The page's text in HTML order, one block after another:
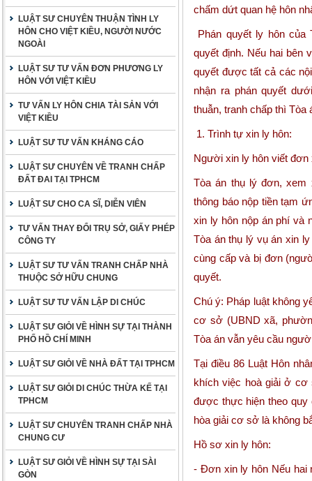
LUẬT SƯ CHUYÊN THUẬN TÌNH LY
HÔN CHO VIỆT KIỀU, NGƯỜI NƯỚC
NGOÀI
LUẬT SƯ TƯ VẤN ĐƠN PHƯƠNG LY
HÔN VỚI VIỆT KIỀU
TƯ VẤN LY HÔN CHIA TÀI SẢN VỚI
VIỆT KIỀU
LUẬT SƯ TƯ VẤN KHÁNG CÁO
LUẬT SƯ CHUYÊN VỀ TRANH CHẤP
ĐẤT ĐAI TẠI TPHCM
LUẬT SƯ CHO CA SĨ, DIỄN VIÊN
TƯ VẤN THAY ĐỔI TRỤ SỞ, GIẤY PHÉP
CÔNG TY
LUẬT SƯ TƯ VẤN TRANH CHẤP NHÀ
THUỘC SỞ HỮU CHUNG
LUẬT SƯ TƯ VẤN LẬP DI CHÚC
LUẬT SƯ GIỎI VỀ HÌNH SỰ TẠI THÀNH
PHỐ HỒ CHÍ MINH
LUẬT SƯ GIỎI VỀ NHÀ ĐẤT TẠI TPHCM
LUẬT SƯ GIỎI DI CHÚC THỪA KẾ TẠI
TPHCM
LUẬT SƯ CHUYÊN TRANH CHẤP NHÀ
CHUNG CƯ
LUẬT SƯ GIỎI VỀ HÌNH SỰ TẠI SÀI
GÒN
chấm dứt quan hệ hôn
Phán quyết ly hôn
quyết định. Nếu hai bên
quyết được tất cả các
nhận ra phán quyết
thuẫn, tranh chấp thì Tòa
1. Trình tự xin ly hôn:
Người xin ly hôn viết đơn
Tòa án thụ lý đơn, xem
thông báo nộp tiền tạm
xin ly hôn nộp án phí và
Tòa án thụ lý vụ án xin
cùng cấp và bị đơn
quyết.
Chú ý: Pháp luật không
cơ sở (UBND xã,
Tòa án vẫn yêu cầu
Tại điều 86Luật Hôn
khích việc hoà giải ở cơ
được thực hiện theo quy
hòa giải cơ sở là không
Hồ sơ xin ly hôn:
- Đơn xin ly hôn Nếu hai